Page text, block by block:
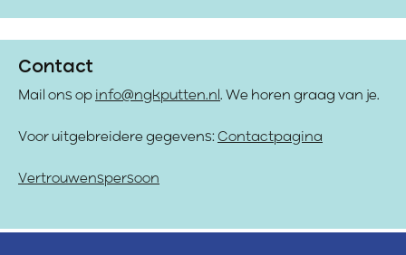
Contact
Mail ons op info@ngkputten.nl . We horen graag van je.
Voor uitgebreidere gegevens: Contactpagina
Vertrouwenspersoon